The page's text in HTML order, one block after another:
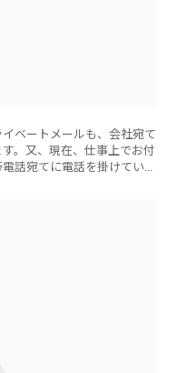
ベートメールも、会社宛て
。又、現在、仕事上でお付
話宛てに電話を掛けていた